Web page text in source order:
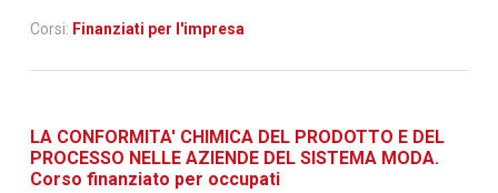
Corsi: Finanziati per l'impresa
LA CONFORMITA' CHIMICA DEL PRODOTTO E DEL
PROCESSO NELLE AZIENDE DEL SISTEMA MODA.
Corso finanziato per occupati